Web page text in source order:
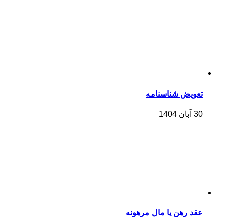
تعویض شناسنامه
30 آبان 1404
عقد رهن یا مال مرهونه